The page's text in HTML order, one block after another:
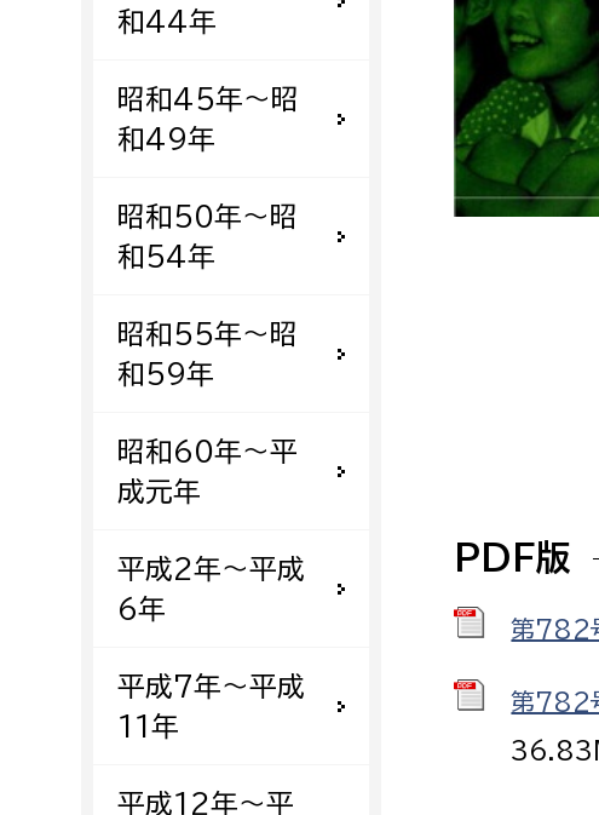
建設部
建設政策課
国県事業推進課
道水路整備課
みどり公園課
会計管理者
出納室
上下水道局
経営総務課
水道整備課
下水道整備課
浄水管理課
保健給食課
農業委員会事務局
農業委員会事務局
和44年
昭和45年〜昭
和49年
昭和50年〜昭
和54年
昭和55年〜昭
和59年
昭和60年〜平
成元年
平成2年〜平成
6年
平成7年〜平成
11年
平成12年〜平
PDF版
第782
第782